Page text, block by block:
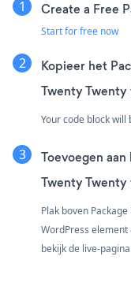
Create a Free
Start for free now
Kopieer het
Twenty
Your code block
Toevoegen
Twenty
Plak boven
WordPress
bekijk de live-